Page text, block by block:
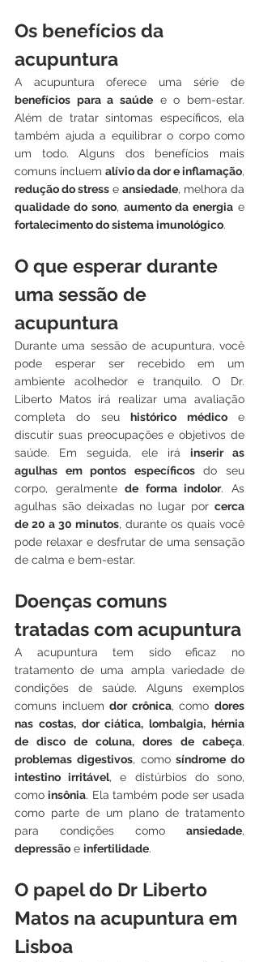
Os benefícios da
acupuntura
benefícios para a saúde e o bem-estar.
Além de tratar sintomas específicos, ela
também ajuda a equilibrar o corpo como
um todo. Alguns dos benefícios mais
comuns incluem alívio da dor e inflamação
redução do stress e ansiedade
qualidade do sono, aumento da energia
fortalecimento do sistema imunológico.
O que esperar durante
uma sessão de
acupuntura
Durante uma sessão de acupuntura, você
pode esperar ser recebido em um
ambiente acolhedor e tranquilo. O Dr.
Liberto Matos irá realizar uma avaliação
completa do seu histórico médico e
discutir suas preocupações e objetivos de
saúde. Em seguida, ele irá inserir as
agulhas em pontos específicos do seu
corpo, geralmente de forma indolor. As
agulhas são deixadas no lugar por cerca
de 20 a 30 minutos, durante os quais você
pode relaxar e desfrutar de uma sensação
de calma e bem-estar.
Doenças comuns
tratadas com acupuntura
A acupuntura tem sido eficaz no
tratamento de uma ampla variedade de
condições de saúde. Alguns exemplos
comuns incluem dor crônica, como dores
nas costas, dor ciática, lombalgia, hérnia
de disco de coluna, dores de cabeça
problemas digestivos, como síndrome do
intestino irritável, e distúrbios do sono,
como insônia. Ela também pode ser usada
como parte de um plano de tratamento
para condições como ansiedade
depressão e infertilidade.
O papel do Dr Liberto
Matos na acupuntura em
Lisboa